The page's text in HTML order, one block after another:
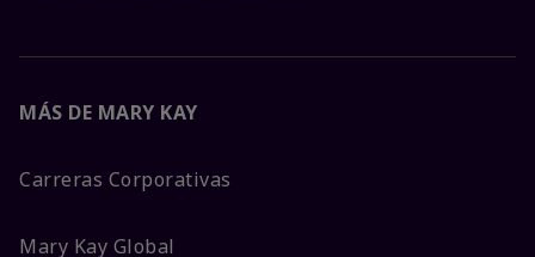
MÁS DE MARY KAY
Carreras Corporativas
Mary Kay Global